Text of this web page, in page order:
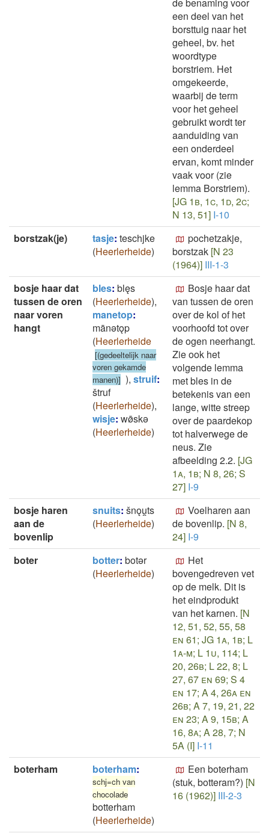
een deel van het
borsttuig naar het
geheel, bv. het
woordtype
borstriem. Het
omgekeerde,
waarbij de term
voor het geheel
gebruikt wordt ter
aanduiding van
een onderdeel
ervan, komt minder
vaak voor (zie
lemma Borstriem).
[JG 1b, 1c, 1d, 2c;
N 13, 51] I-10
borstzak(je)
tasje: teschjke
(Heerlerheide)
pochetzakje,
borstzak [N 23
(1964)] III-1-3
bosje haar dat
tussen de oren
naar voren
hangt
bles: blęs
(Heerlerheide),
manetop:
mānǝtǫp
(Heerlerheide
[(gedeeltelijk naar
voren gekamde
manen)] ), struif:
štruf
(Heerlerheide),
wisje: wø̄skǝ
(Heerlerheide)
Bosje haar dat
van tussen de oren
over de kol of het
voorhoofd tot over
de ogen neerhangt.
Zie ook het
volgende lemma
met bles in de
betekenis van een
lange, witte streep
over de paardekop
tot halverwege de
neus. Zie
afbeelding 2.2. [JG
1a, 1b; N 8, 26; S
27] I-9
bosje haren
aan de
bovenlip
snuits: šnǫu̯ts
(Heerlerheide)
Voelharen aan
de bovenlip. [N 8,
24] I-9
boter
botter: botǝr
(Heerlerheide)
Het
bovengedreven vet
op de melk. Dit is
het eindprodukt
van het karnen. [N
12, 51, 52, 55, 58
en 61; JG 1a, 1b; L
1a-m; L 1u, 114; L
20, 26b; L 22, 8; L
27, 67 en 69; S 4
en 17; A 4, 26a en
26b; A 7, 19, 21, 22
en 23; A 9, 15b; A
16, 8a; A 28, 7; N
5A (I] I-11
boterham
boterham:
schj=ch van
chocolade
botterham
(Heerlerheide)
Een boterham
(stuk, botteram?) [N
16 (1962)] III-2-3